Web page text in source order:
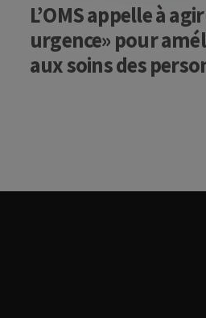
L’OMS appelle à
urgence» pour
aux soins des